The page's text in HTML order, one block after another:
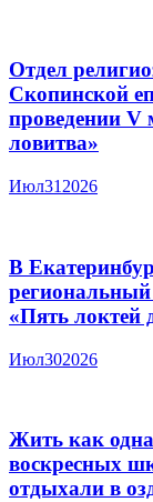
Отдел
Скопинской
проведении
ловитва»
Июл31 2026
В
«Пять локтей
Июл302026
Жить как
воскресных
отдыхали в